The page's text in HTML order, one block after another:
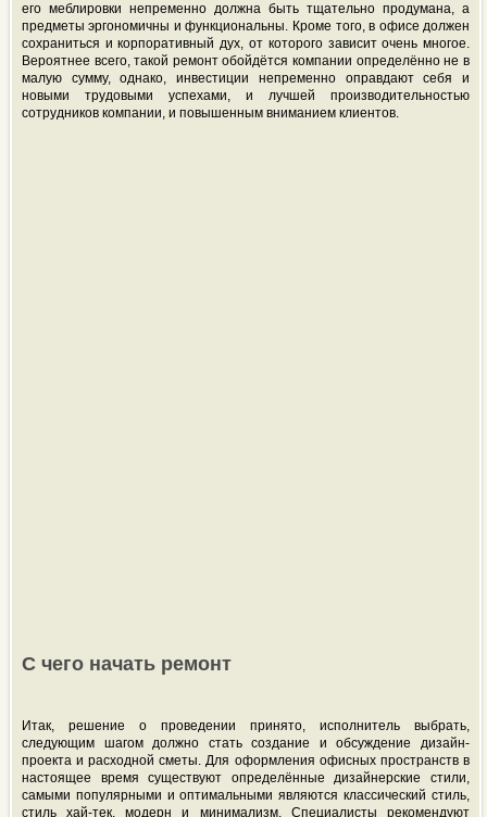
его меблировки непременно должна быть тщательно продумана, а
предметы эргономичны и функциональны. Кроме того, в офисе должен
сохраниться и корпоративный дух, от которого зависит очень многое.
Вероятнее всего, такой ремонт обойдётся компании определённо не в
малую сумму, однако, инвестиции непременно оправдают себя и
новыми трудовыми успехами, и лучшей производительностью
сотрудников компании, и повышенным вниманием клиентов.
С чего начать ремонт
Итак, решение о проведении принято, исполнитель выбрать,
следующим шагом должно стать создание и обсуждение дизайн-
проекта и расходной сметы. Для оформления офисных пространств в
настоящее время существуют определённые дизайнерские стили,
самыми популярными и оптимальными являются классический стиль,
стиль хай-тек, модерн и минимализм. Специалисты рекомендуют